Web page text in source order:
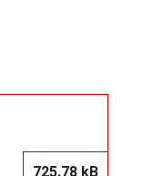
725.78 kB